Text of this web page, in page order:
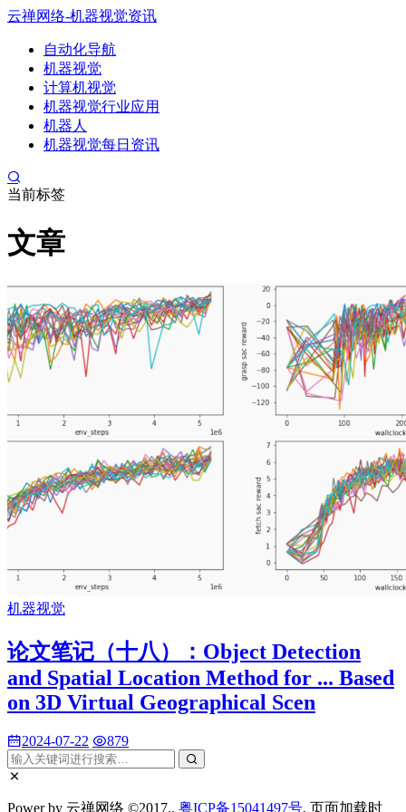
云禅网络-机器视觉资讯
自动化导航
机器视觉
计算机视觉
机器视觉行业应用
机器人
机器视觉每日资讯
当前标签
文章
机器视觉
论文笔记（十八）：Object Detection
and Spatial Location Method for ... Based
on 3D Virtual Geographical Scen
2024-07-22 879
Power by 云禅网络 ©2017.. 粤ICP备15041497号. 页面加载时